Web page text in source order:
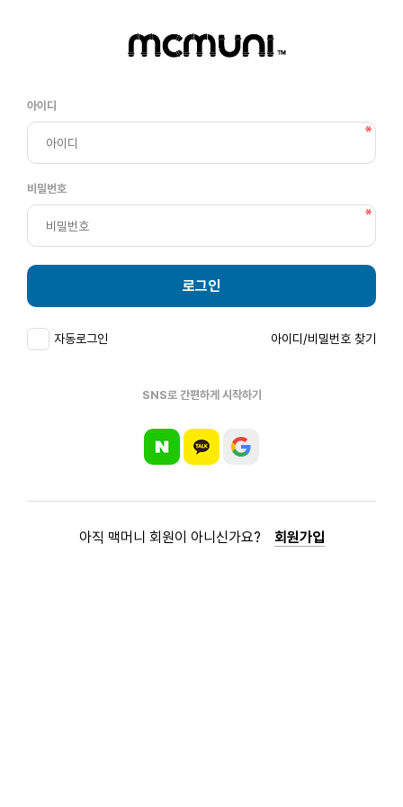
아이디
비밀번호
로그인
자동로그인 아이디/비밀번호 찾기
SNS로 간편하게 시작하기
아직 맥머니 회원이 아니신가요? 회원가입